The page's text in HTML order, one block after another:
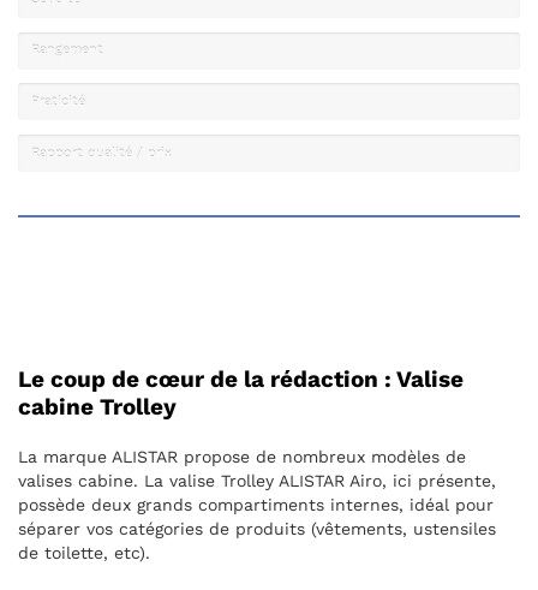
Rangement
Praticité
Rapport qualité / prix
Le coup de cœur de la rédaction : Valise
cabine Trolley
La marque ALISTAR propose de nombreux modèles de
valises cabine. La valise Trolley ALISTAR Airo, ici présente,
possède deux grands compartiments internes, idéal pour
séparer vos catégories de produits (vêtements, ustensiles
de toilette, etc).